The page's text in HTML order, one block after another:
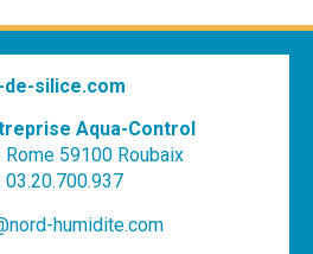
de-silice.com
Aqua-Control
Rome 59100 Roubaix
03.20.700.937
humidite.com